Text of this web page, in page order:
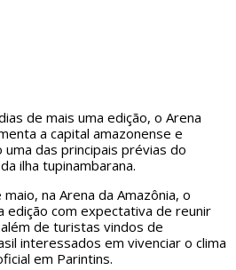
de mais uma edição, o Arena
a capital amazonense e
das principais prévias do
ilha tupinambarana.
na Arena da Amazônia, o
edição com expectativa de reunir
de turistas vindos de
interessados em vivenciar o clima
em Parintins.